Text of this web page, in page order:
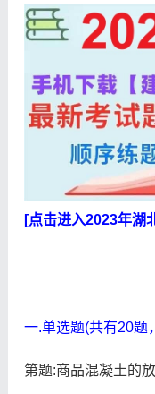
[点击进入2023年湖
一.单选题(共有20题
第题:商品混凝土的